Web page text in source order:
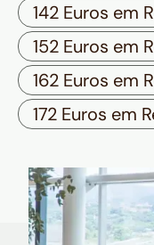
142 Euros em
152 Euros em
162 Euros em
172 Euros em